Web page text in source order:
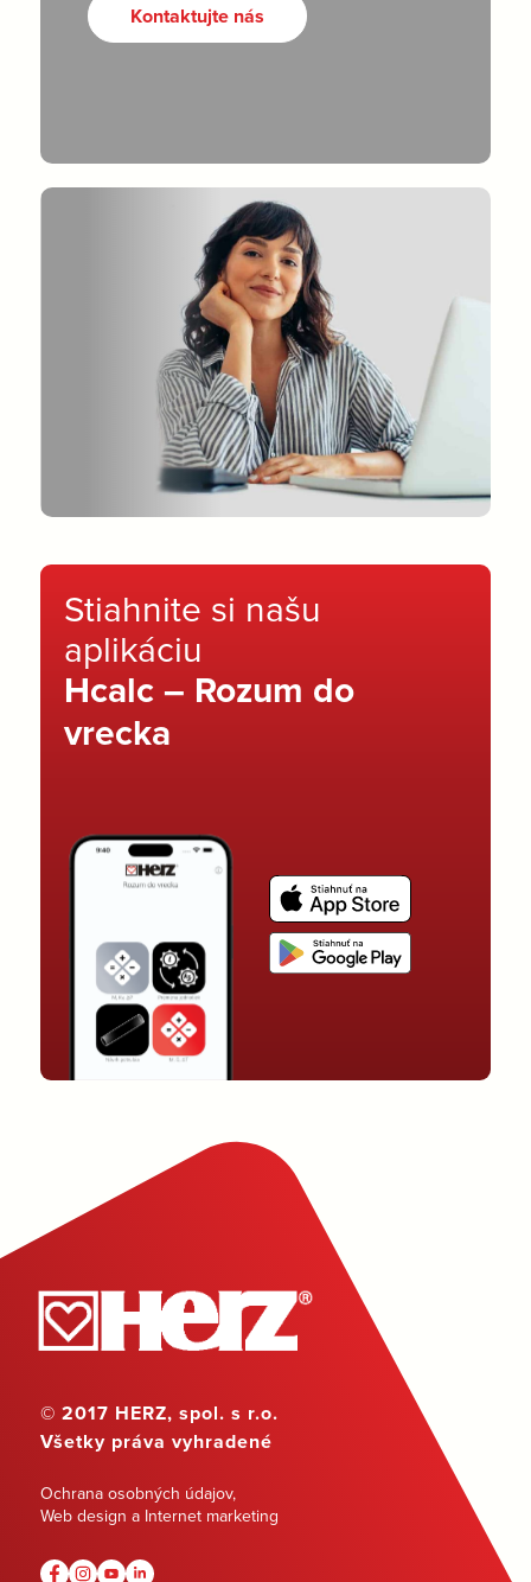
Kontaktujte nás
Stiahnite si našu
aplikáciu
Hcalc – Rozum do
vrecka
© 2017 HERZ, spol. s r.o.
Všetky práva vyhradené
Ochrana osobných údajov,
Web design a Internet marketing